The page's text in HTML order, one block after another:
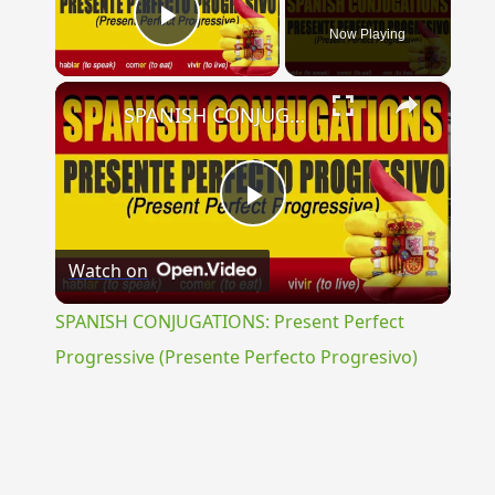
Play Video Now Playing
×
Play
Video
SPANISH CONJUGATIONS: Present Perfect Progressive (Presente Perfecto Progresivo)
Watch on
SPANISH CONJUGATIONS: Present Perfect
Progressive (Presente Perfecto Progresivo)